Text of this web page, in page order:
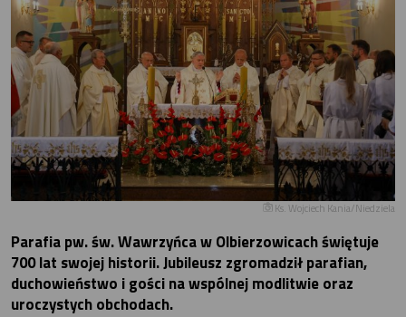
Ks. Wojciech Kania/Niedziela
Parafia pw. św. Wawrzyńca w Olbierzowicach świętuje
700 lat swojej historii. Jubileusz zgromadził parafian,
duchowieństwo i gości na wspólnej modlitwie oraz
uroczystych obchodach.